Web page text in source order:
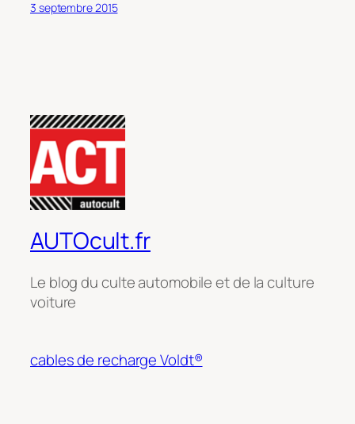
3 septembre 2015
AUTOcult.fr
Le blog du culte automobile et de la culture
voiture
cables de recharge Voldt®